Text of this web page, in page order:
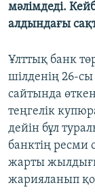
мәлімдеді.
алдындағы
Ұлттық банк
шілденің 26-
сайтында
теңгелік
дейін бұл
банктің
жарты
жарияланып